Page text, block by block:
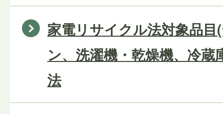
家電リサイクル法対象品
ン、洗濯機・乾燥機、冷蔵
法